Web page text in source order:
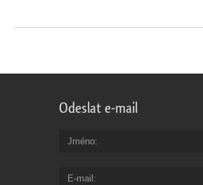
Odeslat e-mail
Jméno
E-mail